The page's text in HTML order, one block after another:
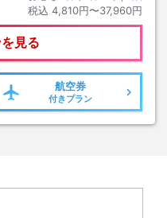
税込 4,810円〜37,960円
見る
航空券
付きプラン